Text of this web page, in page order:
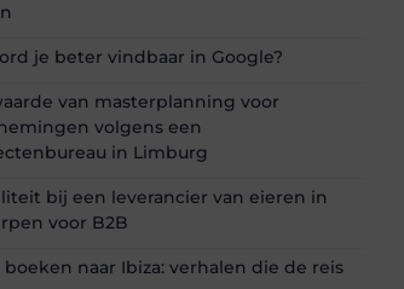
je beter vindbaar in Google?
van masterplanning voor
volgens een
in Limburg
bij een leverancier van eieren in
voor B2B
naar Ibiza: verhalen die de reis